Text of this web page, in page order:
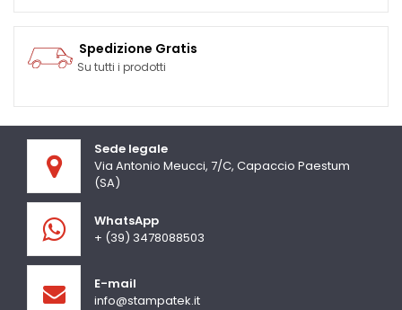
Spedizione Gratis
Su tutti i prodotti
Sede legale
Via Antonio Meucci, 7/C, Capaccio Paestum
(SA)
WhatsApp
+ (39) 3478088503
E-mail
info@stampatek.it